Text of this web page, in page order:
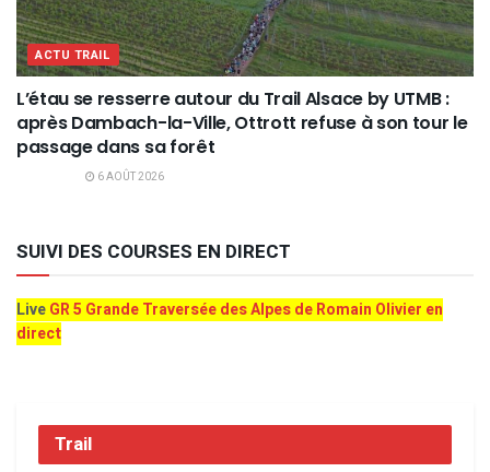
ACTU TRAIL
L’étau se resserre autour du Trail Alsace by UTMB :
après Dambach-la-Ville, Ottrott refuse à son tour le
passage dans sa forêt
6 AOÛT 2026
SUIVI DES COURSES EN DIRECT
LiveGR 5 Grande Traversée des Alpes de Romain Olivier en
direct
Trail